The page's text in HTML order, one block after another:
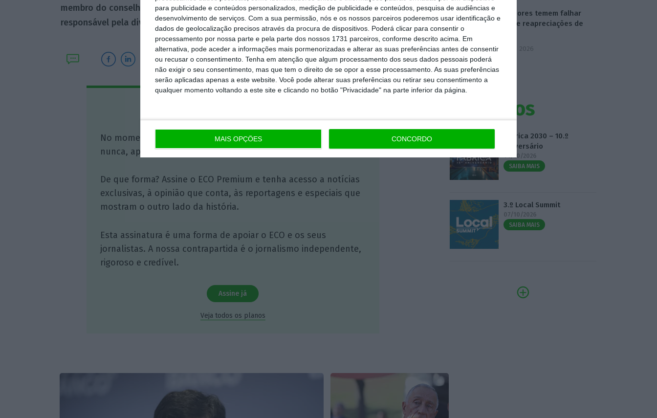
para publicidade e conteúdos personalizados, medição de publicidade e conteúdos, pesquisa de audiências e
desenvolvimento de serviços. Com a sua permissão, nós e os nossos parceiros poderemos usar identificação e
dados de geolocalização precisos através da procura de dispositivos. Poderá clicar para consentir o
processamento por nossa parte e pela parte dos nossos 1731 parceiros, conforme descrito acima. Em
alternativa, pode aceder a informações mais pormenorizadas e alterar as suas preferências antes de consentir
ou recusar o consentimento. Tenha em atenção que algum processamento dos seus dados pessoais poderá
não exigir o seu consentimento, mas que tem o direito de se opor a esse processamento. As suas preferências
serão aplicadas apenas a este website. Você pode alterar suas preferências ou retirar seu consentimento a
qualquer momento voltando a este site e clicando no botão "Privacidade" na parte inferior da página.
MAIS OPÇÕES CONCORDO
membro do conselho de administração do Deutsche Bank desde 2015 e é
responsável pela divisão de bancos privados e comerciais da instituição.
https://eco.sapo.pt/2018/04/08/christian-sewing-deve-ser-o-novo-presidente-executivo-do-deutsche-bank/ Copiar
No momento em que a informação é mais importante do que
nunca, apoie o jornalismo independente e rigoroso.
De que forma? Assine o ECO Premium e tenha acesso a notícias
exclusivas, à opinião que conta, às reportagens e especiais que
mostram o outro lado da história.
Esta assinatura é uma forma de apoiar o ECO e os seus
jornalistas. A nossa contrapartida é o jornalismo independente,
rigoroso e credível.
Assine já
Veja todos os planos
Professores temem falhar
prazo de reapreciações de
5 Agosto 2026
Eventos
Fábrica 2030 – 10.º
Aniversário
14/10/2026
SAIBA MAIS
3.º Local Summit
07/10/2026
SAIBA MAIS